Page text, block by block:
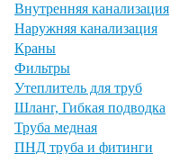
Внутренняя канализация
Наружняя канализация
Краны
Фильтры
Утеплитель для труб
Шланг, Гибкая подводка
Труба медная
ПНД труба и фитинги